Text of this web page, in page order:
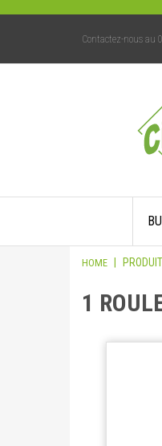
Contactez-nous au
content
HOME
1